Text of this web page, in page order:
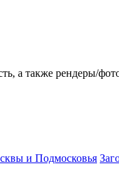
а также рендеры/
и Подмосковья